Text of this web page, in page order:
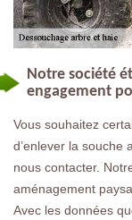
Notre société
engagement
Vous souhaitez
d’enlever la souche
nous contacter.
aménagement
Avec les données